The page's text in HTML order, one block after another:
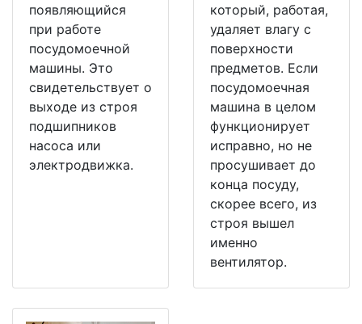
появляющийся
при работе
посудомоечной
машины. Это
свидетельствует о
выходе из строя
подшипников
насоса или
электродвижка.
который, работая,
удаляет влагу с
поверхности
предметов. Если
посудомоечная
машина в целом
функционирует
исправно, но не
просушивает до
конца посуду,
скорее всего, из
строя вышел
именно
вентилятор.